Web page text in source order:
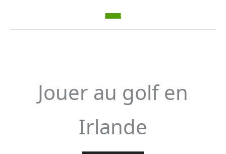
Jouer au golf en
Irlande